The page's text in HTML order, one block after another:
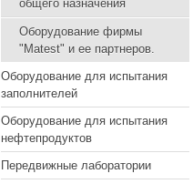
общего назначения
Оборудование фирмы
"Matest" и ее партнеров.
Оборудование для испытания
заполнителей
Оборудование для испытания
нефтепродуктов
Передвижные лаборатории